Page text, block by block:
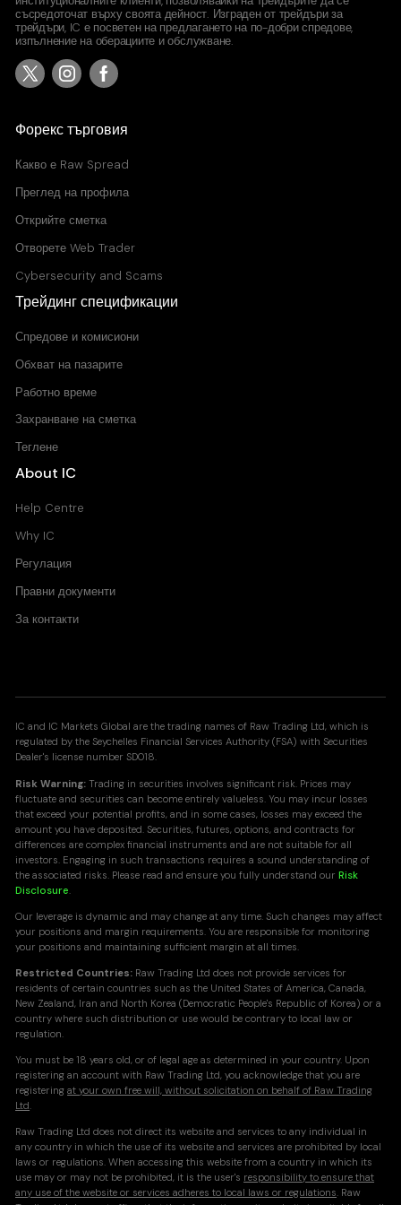
UST30Y
US T-Bond (30 year)
съсредоточат върху своята дейност. Изграден от трейдъри за
трейдъри, IC е посветен на предлагането на по-добри спредове,
изпълнение на оберациите и обслужване.
Форекс търговия
Какво е Raw Spread
Преглед на профила
Открийте сметка
Отворете Web Trader
Cybersecurity and Scams
Трейдинг спецификации
Спредове и комисиони
Обхват на пазарите
Работно време
Захранване на сметка
Теглене
About IC
Help Centre
Why IC
Регулация
Правни документи
За контакти
IC and IC Markets Global are the trading names of Raw Trading Ltd, which is
regulated by the Seychelles Financial Services Authority (FSA) with Securities
Dealer's license number SD018.
Risk Warning: Trading in securities involves significant risk. Prices may
fluctuate and securities can become entirely valueless. You may incur losses
that exceed your potential profits, and in some cases, losses may exceed the
amount you have deposited. Securities, futures, options, and contracts for
differences are complex financial instruments and are not suitable for all
investors. Engaging in such transactions requires a sound understanding of
the associated risks. Please read and ensure you fully understand ourRisk
Disclosure.
Our leverage is dynamic and may change at any time. Such changes may affect
your positions and margin requirements. You are responsible for monitoring
your positions and maintaining sufficient margin at all times.
Restricted Countries: Raw Trading Ltd does not provide services for
residents of certain countries such as the United States of America, Canada,
New Zealand, Iran and North Korea (Democratic People's Republic of Korea) or a
country where such distribution or use would be contrary to local law or
regulation.
You must be 18 years old, or of legal age as determined in your country. Upon
registering an account with Raw Trading Ltd, you acknowledge that you are
registeringat your own free will, without solicitation on behalf of Raw Trading
Ltd.
Raw Trading Ltd does not direct its website and services to any individual in
any country in which the use of its website and services are prohibited by local
laws or regulations. When accessing this website from a country in which its
use may or may not be prohibited, it is the user's responsibility to ensure that
any use of the website or services adheres to local laws or regulations. Raw